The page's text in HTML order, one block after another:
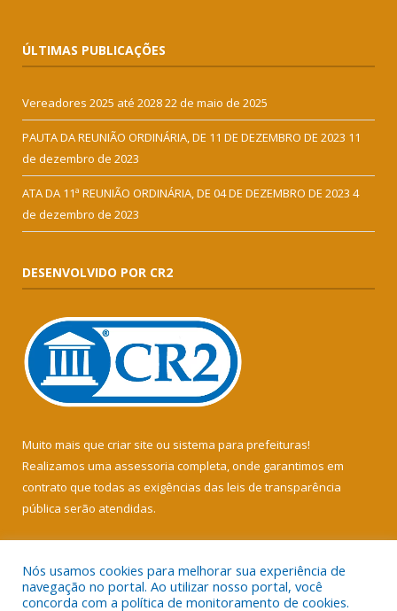
ÚLTIMAS PUBLICAÇÕES
Vereadores 2025 até 202822 de maio de 2025
PAUTA DA REUNIÃO ORDINÁRIA, DE 11 DE DEZEMBRO DE 2023 11
de dezembro de 2023
ATA DA 11ª REUNIÃO ORDINÁRIA, DE 04 DE DEZEMBRO DE 2023 4
de dezembro de 2023
DESENVOLVIDO POR CR2
Muito mais que criar site ou sistema para prefeituras!
Realizamos uma assessoria completa, onde garantimos em
contrato que todas as exigências das leis de transparência
pública serão atendidas.
Nós usamos cookies para melhorar sua experiência de
navegação no portal. Ao utilizar nosso portal, você
concorda com a política de monitoramento de cookies.